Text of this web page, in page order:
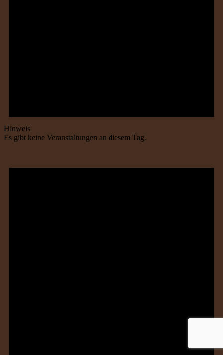
Hinweis
Es gibt keine Veranstaltungen an diesem Tag.